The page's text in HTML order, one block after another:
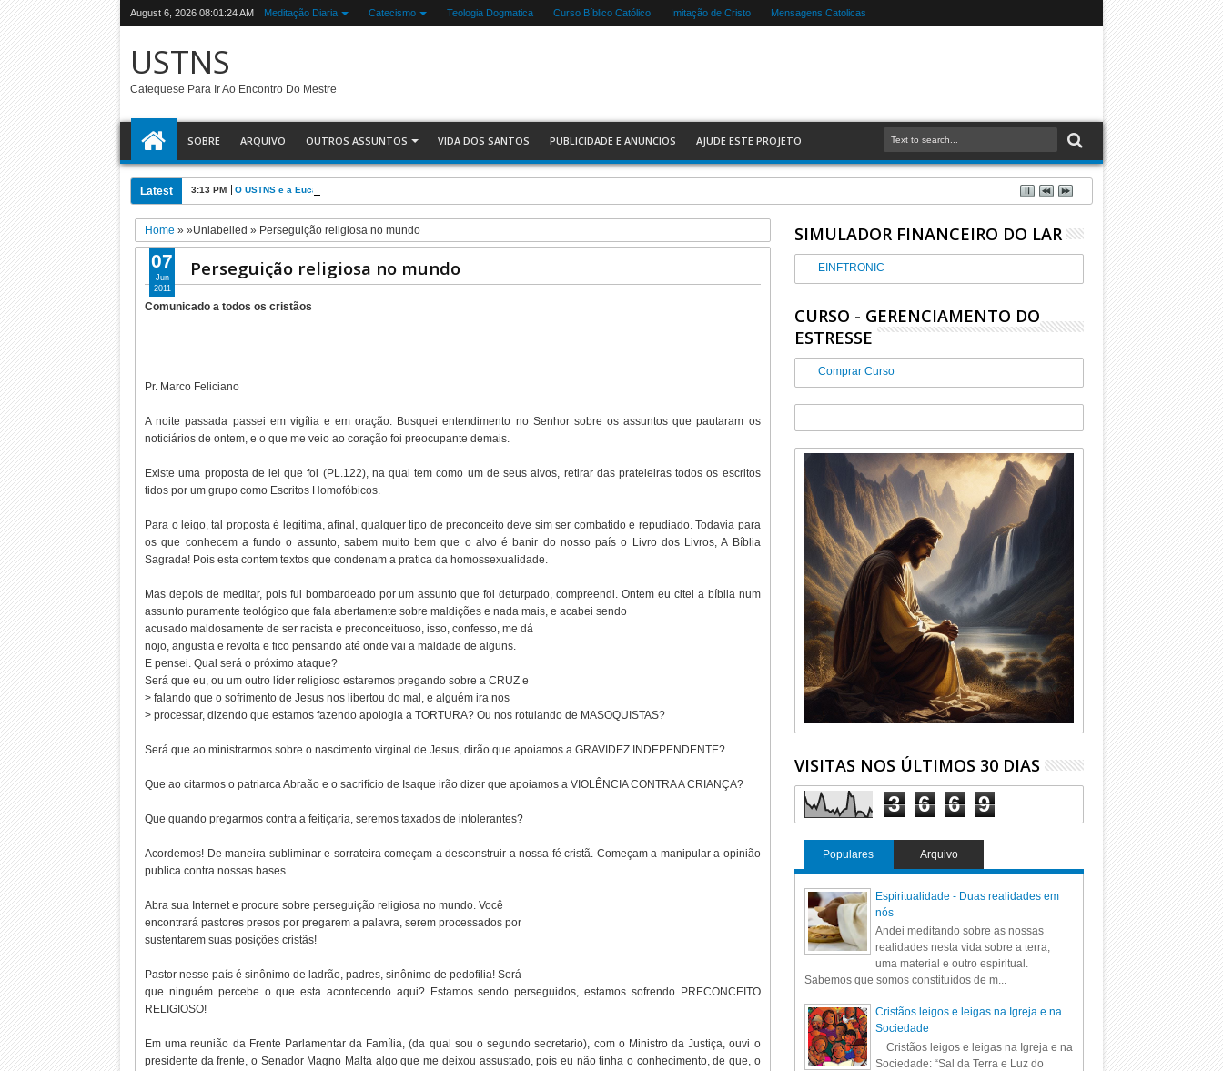
August 6, 2026 08:01:25 AM Meditação Diaria Catecismo Teologia Dogmatica Curso Bíblico Católico Imitação de Cristo Mensagens Catolicas
USTNS
Catequese Para Ir Ao Encontro Do Mestre
SOBRE ARQUIVO OUTROS ASSUNTOS VIDA DOS SANTOS PUBLICIDADE E ANUNCIOS AJUDE ESTE PROJETO
Latest 3:13 PM O USTNS e a Eucaristia
Home » »Unlabelled » Perseguição religiosa no mundo
Perseguição religiosa no mundo
Comunicado a todos os cristãos
Pr. Marco Feliciano
A noite passada passei em vigília e em oração. Busquei entendimento no Senhor sobre os assuntos que pautaram os
noticiários de ontem, e o que me veio ao coração foi preocupante demais.
Existe uma proposta de lei que foi (PL.122), na qual tem como um de seus alvos, retirar das prateleiras todos os escritos
tidos por um grupo como Escritos Homofóbicos.
Para o leigo, tal proposta é legitima, afinal, qualquer tipo de preconceito deve sim ser combatido e repudiado. Todavia para
os que conhecem a fundo o assunto, sabem muito bem que o alvo é banir do nosso país o Livro dos Livros, A Bíblia
Sagrada! Pois esta contem textos que condenam a pratica da homossexualidade.
Mas depois de meditar, pois fui bombardeado por um assunto que foi deturpado, compreendi. Ontem eu citei a bíblia num
assunto puramente teológico que fala abertamente sobre maldições e nada mais, e acabei sendo
acusado maldosamente de ser racista e preconceituoso, isso, confesso, me dá
nojo, angustia e revolta e fico pensando até onde vai a maldade de alguns.
E pensei. Qual será o próximo ataque?
Será que eu, ou um outro líder religioso estaremos pregando sobre a CRUZ e
> falando que o sofrimento de Jesus nos libertou do mal, e alguém ira nos
> processar, dizendo que estamos fazendo apologia a TORTURA? Ou nos rotulando de MASOQUISTAS?
Será que ao ministrarmos sobre o nascimento virginal de Jesus, dirão que apoiamos a GRAVIDEZ INDEPENDENTE?
Que ao citarmos o patriarca Abraão e o sacrifício de Isaque irão dizer que apoiamos a VIOLÊNCIA CONTRA A CRIANÇA?
Que quando pregarmos contra a feitiçaria, seremos taxados de intolerantes?
Acordemos! De maneira subliminar e sorrateira começam a desconstruir a nossa fé cristã. Começam a manipular a opinião
publica contra nossas bases.
Abra sua Internet e procure sobre perseguição religiosa no mundo. Você
encontrará pastores presos por pregarem a palavra, serem processados por
sustentarem suas posições cristãs!
Pastor nesse país é sinônimo de ladrão, padres, sinônimo de pedofilia! Será
que ninguém percebe o que esta acontecendo aqui? Estamos sendo perseguidos, estamos sofrendo PRECONCEITO
RELIGIOSO!
Em uma reunião da Frente Parlamentar da Família, (da qual sou o segundo secretario), com o Ministro da Justiça, ouvi o
presidente da frente, o Senador Magno Malta algo que me deixou assustado, pois eu não tinha o conhecimento, de que, o
07
Jun
2011
SIMULADOR FINANCEIRO DO LAR
EINFTRONIC
CURSO - GERENCIAMENTO DO
ESTRESSE
Comprar Curso
VISITAS NOS ÚLTIMOS 30 DIAS
3 6 6 9
Populares Arquivo
Espiritualidade - Duas realidades em
nós
Andei meditando sobre as nossas
realidades nesta vida sobre a terra,
uma material e outro espiritual.
Sabemos que somos constituídos de m...
Cristãos leigos e leigas na Igreja e na
Sociedade
Cristãos leigos e leigas na Igreja e na
Sociedade: “Sal da Terra e Luz do